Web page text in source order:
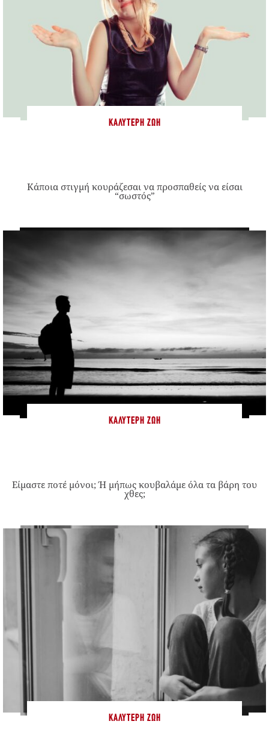
ΚΑΛΎΤΕΡΗ ΖΩΉ
Κάποια στιγμή κουράζεσαι να προσπαθείς να είσαι
“σωστός”
ΚΑΛΎΤΕΡΗ ΖΩΉ
Είμαστε ποτέ μόνοι; Ή μήπως κουβαλάμε όλα τα βάρη του
χθες;
ΚΑΛΎΤΕΡΗ ΖΩΉ